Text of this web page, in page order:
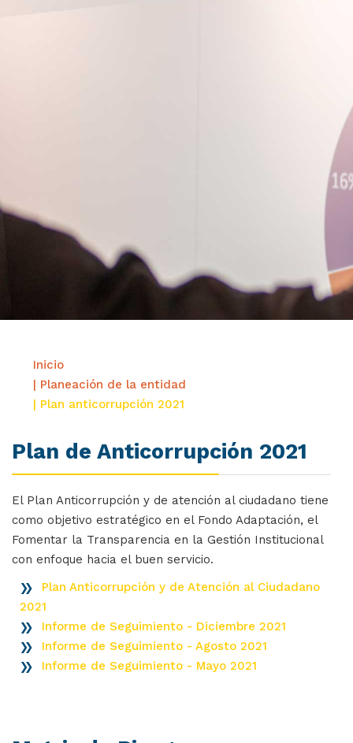
Inicio
| Planeación de la entidad
| Plan anticorrupción 2021
Plan de Anticorrupción 2021
El Plan Anticorrupción y de atención al ciudadano tiene
como objetivo estratégico en el Fondo Adaptación, el
Fomentar la Transparencia en la Gestión Institucional
con enfoque hacia el buen servicio.
Plan Anticorrupción y de Atención al Ciudadano
2021
Informe de Seguimiento - Diciembre 2021
Informe de Seguimiento - Agosto 2021
Informe de Seguimiento - Mayo 2021